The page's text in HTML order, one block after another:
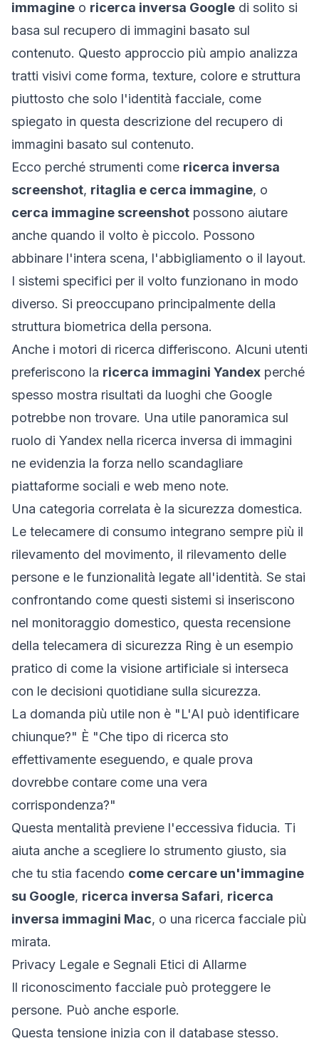
immagine o ricerca inversa Google di solito si
basa sul recupero di immagini basato sul
contenuto. Questo approccio più ampio analizza
tratti visivi come forma, texture, colore e struttura
piuttosto che solo l'identità facciale, come
spiegato in questa descrizione del recupero di
immagini basato sul contenuto.
Ecco perché strumenti come ricerca inversa
screenshot, ritaglia e cerca immagine, o
cerca immagine screenshot possono aiutare
anche quando il volto è piccolo. Possono
abbinare l'intera scena, l'abbigliamento o il layout.
I sistemi specifici per il volto funzionano in modo
diverso. Si preoccupano principalmente della
struttura biometrica della persona.
Anche i motori di ricerca differiscono. Alcuni utenti
preferiscono la ricerca immagini Yandex perché
spesso mostra risultati da luoghi che Google
potrebbe non trovare. Una utile panoramica sul
ruolo di Yandex nella ricerca inversa di immagini
ne evidenzia la forza nello scandagliare
piattaforme sociali e web meno note.
Una categoria correlata è la sicurezza domestica.
Le telecamere di consumo integrano sempre più il
rilevamento del movimento, il rilevamento delle
persone e le funzionalità legate all'identità. Se stai
confrontando come questi sistemi si inseriscono
nel monitoraggio domestico, questa recensione
della telecamera di sicurezza Ring è un esempio
pratico di come la visione artificiale si interseca
con le decisioni quotidiane sulla sicurezza.
La domanda più utile non è "L'AI può identificare
chiunque?" È "Che tipo di ricerca sto
effettivamente eseguendo, e quale prova
dovrebbe contare come una vera
corrispondenza?"
Questa mentalità previene l'eccessiva fiducia. Ti
aiuta anche a scegliere lo strumento giusto, sia
che tu stia facendo come cercare un'immagine
su Google, ricerca inversa Safari, ricerca
inversa immagini Mac, o una ricerca facciale più
mirata.
Privacy Legale e Segnali Etici di Allarme
Il riconoscimento facciale può proteggere le
persone. Può anche esporle.
Questa tensione inizia con il database stesso.